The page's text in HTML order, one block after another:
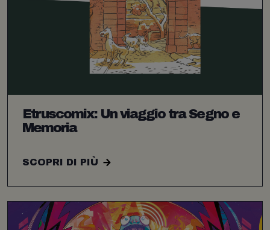
Etruscomix: Un viaggio tra Segno e
Memoria
SCOPRI DI PIÙ